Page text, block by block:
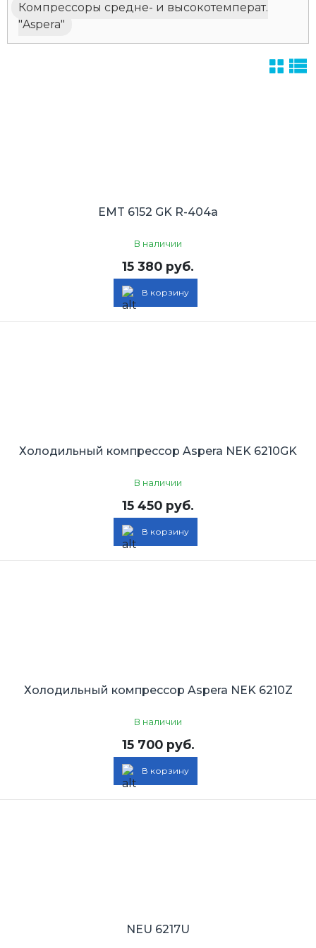
Компрессоры средне- и высокотемперат.
"Aspera"
EMT 6152 GK R-404a
В наличии
15 380 руб.
В корзину
Холодильный компрессор Aspera NEK 6210GK
В наличии
15 450 руб.
В корзину
Холодильный компрессор Aspera NEK 6210Z
В наличии
15 700 руб.
В корзину
NEU 6217U